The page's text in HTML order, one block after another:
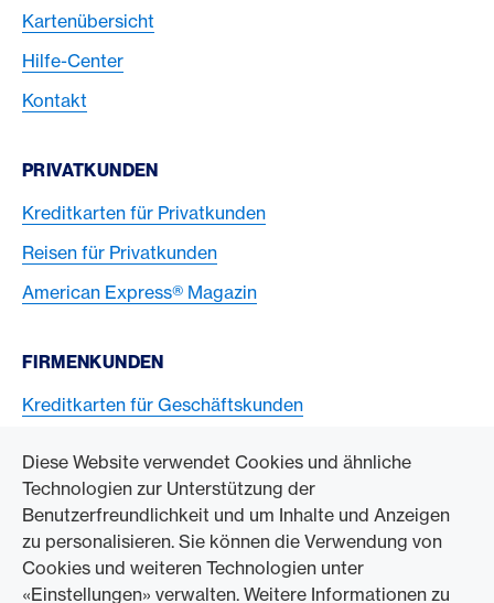
Diese Website verwendet Cookies und ähnliche
Technologien zur Unterstützung der
Benutzerfreundlichkeit und um Inhalte und Anzeigen
zu personalisieren. Sie können die Verwendung von
Cookies und weiteren Technologien unter
«Einstellungen» verwalten. Weitere Informationen zu
Kartenübersicht
Hilfe-Center
Kontakt
PRIVATKUNDEN
Kreditkarten für Privatkunden
Reisen für Privatkunden
American Express® Magazin
FIRMENKUNDEN
Kreditkarten für Geschäftskunden
ZUM UNTERNEHMEN
Swisscard AECS GmbH
American Express Weltweit